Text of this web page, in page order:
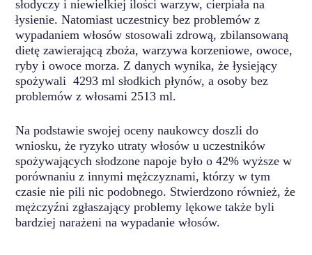
słodyczy i niewielkiej ilości warzyw, cierpiała na
łysienie. Natomiast uczestnicy bez problemów z
wypadaniem włosów stosowali zdrową, zbilansowaną
dietę zawierającą zboża, warzywa korzeniowe, owoce,
ryby i owoce morza. Z danych wynika, że ​​łysiejący
spożywali 4293 ml słodkich płynów, a osoby bez
problemów z włosami 2513 ml.
Na podstawie swojej oceny naukowcy doszli do
wniosku, że ryzyko utraty włosów u uczestników
spożywających słodzone napoje było o 42% wyższe w
porównaniu z innymi mężczyznami, którzy w tym
czasie nie pili nic podobnego. Stwierdzono również, że
mężczyźni zgłaszający problemy lękowe także byli
bardziej narażeni na wypadanie włosów.